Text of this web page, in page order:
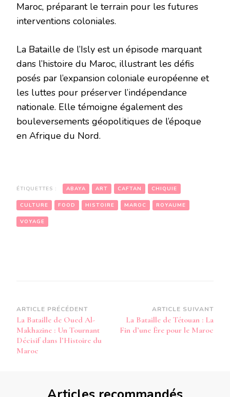
Maroc, préparant le terrain pour les futures
interventions coloniales.
La Bataille de l’Isly est un épisode marquant
dans l’histoire du Maroc, illustrant les défis
posés par l’expansion coloniale européenne et
les luttes pour préserver l’indépendance
nationale. Elle témoigne également des
bouleversements géopolitiques de l’époque
en Afrique du Nord.
ÉTIQUETTES : ABAYA ART CAFTAN CHIQUIE
CULTURE FOOD HISTOIRE MAROC ROYAUME
VOYAGE
Navigation
d’article
ARTICLE PRÉCÉDENT
La Bataille de Oued Al-
Makhazine : Un Tournant
Décisif dans l’Histoire du
Maroc
ARTICLE SUIVANT
La Bataille de Tétouan : La
Fin d’une Ère pour le Maroc